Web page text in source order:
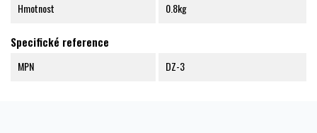
Hmotnost 0.8kg
Specifické reference
MPN DZ-3